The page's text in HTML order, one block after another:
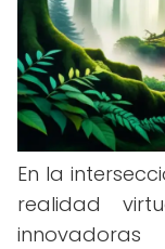
En la
realidad